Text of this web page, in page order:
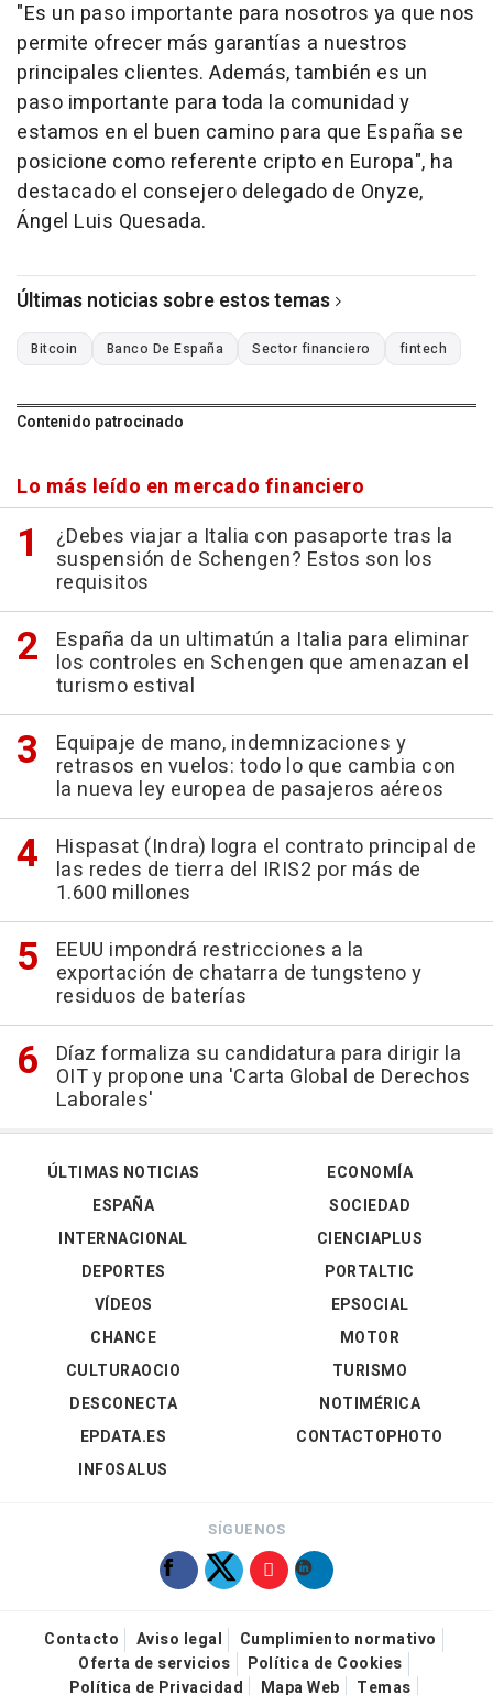
"Es un paso importante para nosotros ya que nos
permite ofrecer más garantías a nuestros
principales clientes. Además, también es un
paso importante para toda la comunidad y
estamos en el buen camino para que España se
posicione como referente cripto en Europa", ha
destacado el consejero delegado de Onyze,
Ángel Luis Quesada.
Últimas noticias sobre estos temas
Bitcoin Banco De España Sector financiero fintech
Contenido patrocinado
Lo más leído en mercado financiero
¿Debes viajar a Italia con pasaporte tras la
suspensión de Schengen? Estos son los
requisitos
España da un ultimatún a Italia para eliminar
los controles en Schengen que amenazan el
turismo estival
Equipaje de mano, indemnizaciones y
retrasos en vuelos: todo lo que cambia con
la nueva ley europea de pasajeros aéreos
Hispasat (Indra) logra el contrato principal de
las redes de tierra del IRIS2 por más de
1.600 millones
EEUU impondrá restricciones a la
exportación de chatarra de tungsteno y
residuos de baterías
Díaz formaliza su candidatura para dirigir la
OIT y propone una 'Carta Global de Derechos
Laborales'
ÚLTIMAS NOTICIAS
ESPAÑA
INTERNACIONAL
DEPORTES
VÍDEOS
ECONOMÍA
SOCIEDAD
CIENCIAPLUS
PORTALTIC
EPSOCIAL
CHANCE
CULTURAOCIO
DESCONECTA
EPDATA.ES
INFOSALUS
MOTOR
TURISMO
NOTIMÉRICA
CONTACTOPHOTO
SÍGUENOS
Contacto Aviso legal
Cumplimiento normativo
Oferta de servicios
Política de Cookies
Política de Privacidad
Mapa Web Temas